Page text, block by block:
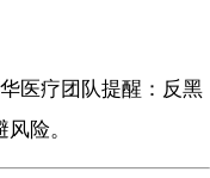
华医疗团队提醒：反黑
风险。